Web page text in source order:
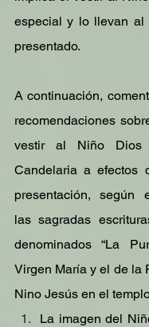
especial y lo llevan al
presentado.
A continuación,
recomendaciones
vestir al Niño
Candelaria a efectos
presentación, según
las sagradas
denominados “La
Virgen María y el de la
Nino Jesús en el
La imagen del